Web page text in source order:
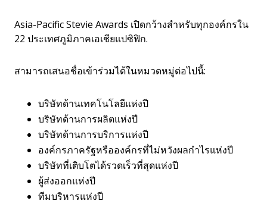
Asia-Pacific Stevie Awards เปิดกว้างสำหรับทุกองค์กรใน
22 ประเทศภูมิภาคเอเชียแปซิฟิก.
สามารถเสนอชื่อเข้าร่วมได้ในหมวดหมู่ต่อไปนี้:
บริษัทด้านเทคโนโลยีแห่งปี
บริษัทด้านการผลิตแห่งปี
บริษัทด้านการบริการแห่งปี
องค์กรภาครัฐหรือองค์กรที่ไม่หวังผลกำไรแห่งปี
บริษัทที่เติบโตได้รวดเร็วที่สุดแห่งปี
ผู้ส่งออกแห่งปี
ทีมบริหารแห่งปี